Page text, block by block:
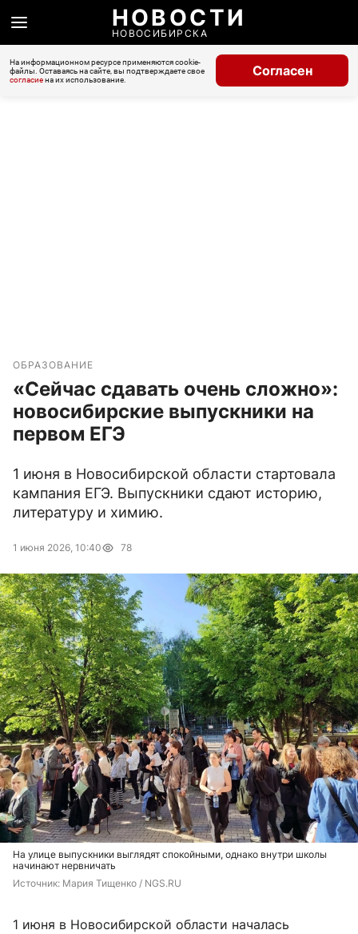
НОВОСТИ
НОВОСИБИРСКА
На информационном ресурсе применяются cookie-
файлы. Оставаясь на сайте, вы подтверждаете свое
согласиена их использование.
Согласен
ОБРАЗОВАНИЕ
«Сейчас сдавать очень сложно»:
новосибирские выпускники на
первом ЕГЭ
1 июня в Новосибирской области стартовала
кампания ЕГЭ. Выпускники сдают историю,
литературу и химию.
1 июня 2026, 10:40 78
На улице выпускники выглядят спокойными, однако внутри школы
начинают нервничать
Источник: Мария Тищенко / NGS.RU
1 июня в Новосибирской области началась